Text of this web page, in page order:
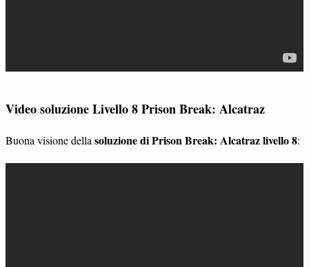
Video soluzione Livello 8 Prison Break: Alcatraz
Buona visione della soluzione di Prison Break: Alcatraz livello 8: